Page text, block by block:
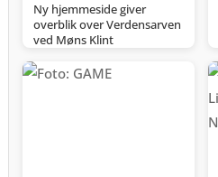
Ny hjemmeside giver
overblik over Verdensarven
ved Møns Klint